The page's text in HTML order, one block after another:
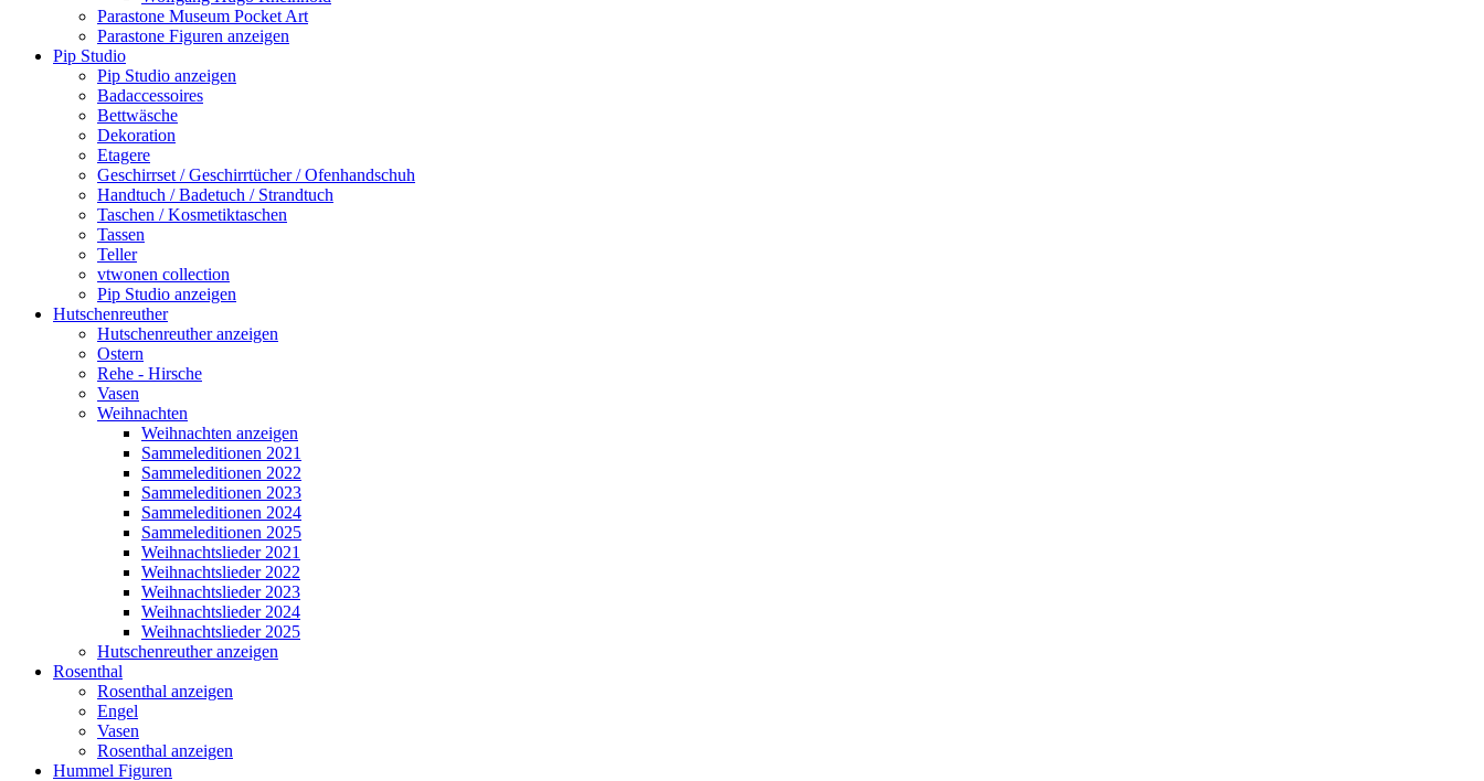
Parastone Museum Pocket Art
Parastone Figuren anzeigen
Pip Studio
Pip Studio anzeigen
Badaccessoires
Bettwäsche
Dekoration
Etagere
Geschirrset / Geschirrtücher / Ofenhandschuh
Handtuch / Badetuch / Strandtuch
Taschen / Kosmetiktaschen
Tassen
Teller
vtwonen collection
Pip Studio anzeigen
Hutschenreuther
Hutschenreuther anzeigen
Ostern
Rehe - Hirsche
Vasen
Weihnachten
Weihnachten anzeigen
Sammeleditionen 2021
Sammeleditionen 2022
Sammeleditionen 2023
Sammeleditionen 2024
Sammeleditionen 2025
Weihnachtslieder 2021
Weihnachtslieder 2022
Weihnachtslieder 2023
Weihnachtslieder 2024
Weihnachtslieder 2025
Hutschenreuther anzeigen
Rosenthal
Rosenthal anzeigen
Engel
Vasen
Rosenthal anzeigen
Hummel Figuren